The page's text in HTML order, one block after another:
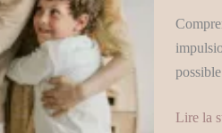
efficaces
pour
Lire la